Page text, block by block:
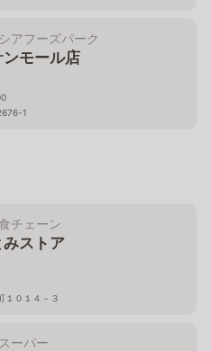
アフーズパーク
ンモール店
1
チェーン
みストア
１０１４－３
ーパー